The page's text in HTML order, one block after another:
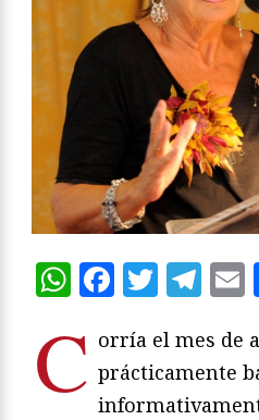
WhatsApp
C orría el mes de
prácticamente